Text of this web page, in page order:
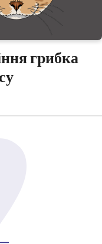
грибка